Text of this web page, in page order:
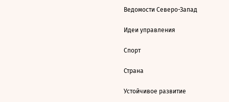
Ведомости Северо-Запад
Идеи управления
Спорт
Страна
Устойчивое развитие